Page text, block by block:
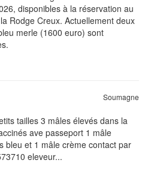
disponibles à la réservation au
Rodge Creux. Actuellement deux
merle (1600 euro) sont
Soumagne
tailles 3 mâles élevés dans la
ave passeport 1 mâle
bleu et 1 mâle crème contact par
eleveur...